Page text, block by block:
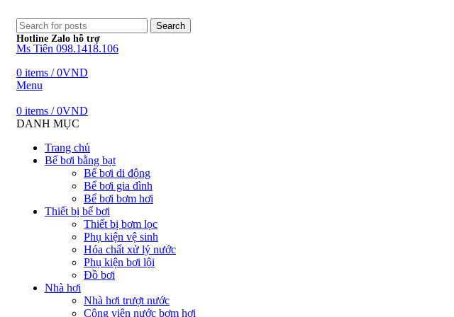
Search
Hotline Zalo hỗ trợ
Ms Tiên 098.1418.106
0 items / 0VND
Menu
0 items / 0VND
DANH MỤC
Trang chủ
Bể bơi bằng bạt
Bể bơi di động
Bể bơi gia đình
Bể bơi bơm hơi
Thiết bị bể bơi
Thiết bị bơm lọc
Phụ kiện vệ sinh
Hóa chất xử lý nước
Phụ kiện bơi lội
Đồ bơi
Nhà hơi
Nhà hơi trượt nước
Công viên nước bơm hơi